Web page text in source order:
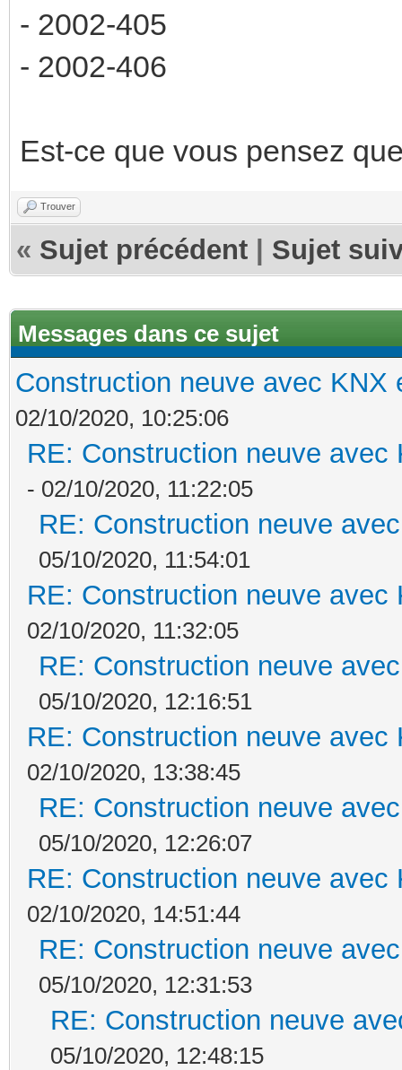
- 2002-405
- 2002-406
Est-ce que vous pensez
Trouver
« Sujet précédent Sujet
Messages dans ce sujet
Construction neuve avec KNX
02/10/2020, 10:25:06
RE: Construction neuve avec
- 02/10/2020, 11:22:05
RE: Construction neuve
05/10/2020, 11:54:01
RE: Construction neuve avec
02/10/2020, 11:32:05
RE: Construction neuve
05/10/2020, 12:16:51
RE: Construction neuve avec
02/10/2020, 13:38:45
RE: Construction neuve
05/10/2020, 12:26:07
RE: Construction neuve avec
02/10/2020, 14:51:44
RE: Construction neuve
05/10/2020, 12:31:53
RE: Construction neuve
05/10/2020, 12:48:15